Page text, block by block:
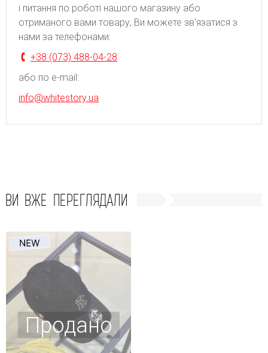
і питання по роботі нашого магазину або
отриманого вами товару, Ви можете зв'язатися з
нами за телефонами:
+38 (073) 488-04-28
або по e-mail:
info@whitestory.ua
ВИ ВЖЕ ПЕРЕГЛЯДАЛИ
Продано